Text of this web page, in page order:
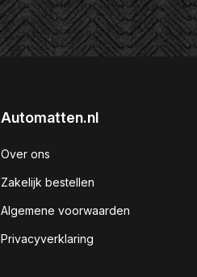
Automatten.nl
Over ons
Zakelijk bestellen
Algemene voorwaarden
Privacyverklaring